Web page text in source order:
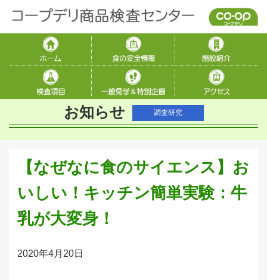
お知らせ 調査研究
【なぜなに食のサイエンス】お
いしい！キッチン簡単実験：牛
乳が大変身！
2020年4月20日